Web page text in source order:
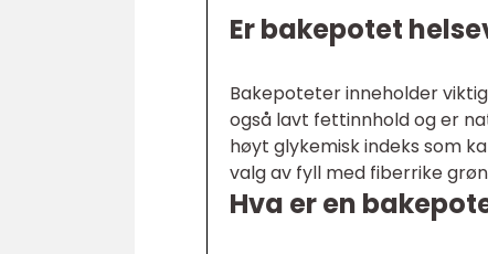
Er bakepotet
Bakepoteter inneholder
også lavt fettinnhold og er
høyt glykemisk indeks som
valg av fyll med fiberrike
Hva er en